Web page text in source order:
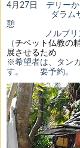
4月27日 デリーか
ダラムサラ空
憩
ノルブリンガ
（チベット仏教の
展させるため の
※希望者は、タン
す。 要予約。